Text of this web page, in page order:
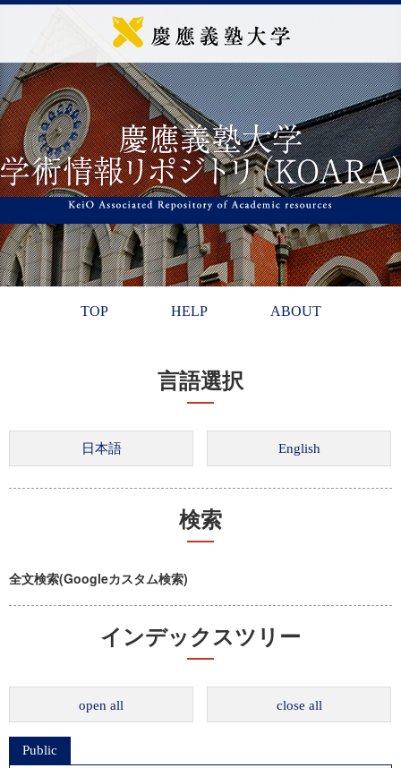
TOP HELP ABOUT
言語選択
検索
全文検索(Googleカスタム検索)
インデックスツリー
open all close all
Public